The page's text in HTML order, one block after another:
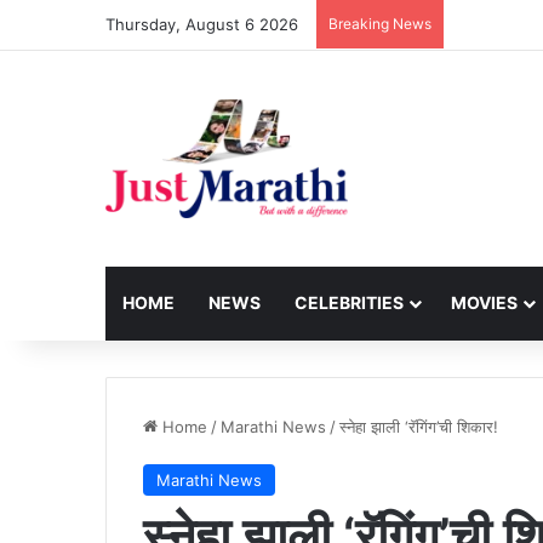
Thursday, August 6 2026 Breaking News
HOME NEWS CELEBRITIES MOVIES
Home / Marathi News /स्नेहा झाली ‘रॅगिंग’ची शिकार!
Marathi News